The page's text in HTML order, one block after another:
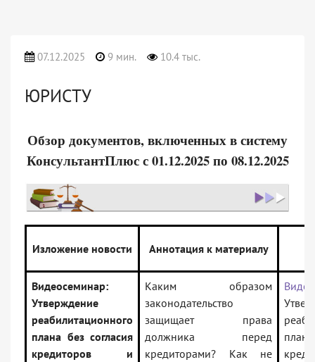
07.12.2025 9 мин. 10.4 тыс.
ЮРИСТУ
Обзор документов, включенных в систему
КонсультантПлюс с 01.12.2025 по 08.12.2025
Изложение новости Аннотация к материалу
Видеосеминар:
Утверждение
реабилитационного
плана без согласия
кредиторов и
Каким образом
законодательство
защищает права
должника перед
кредиторами? Как не